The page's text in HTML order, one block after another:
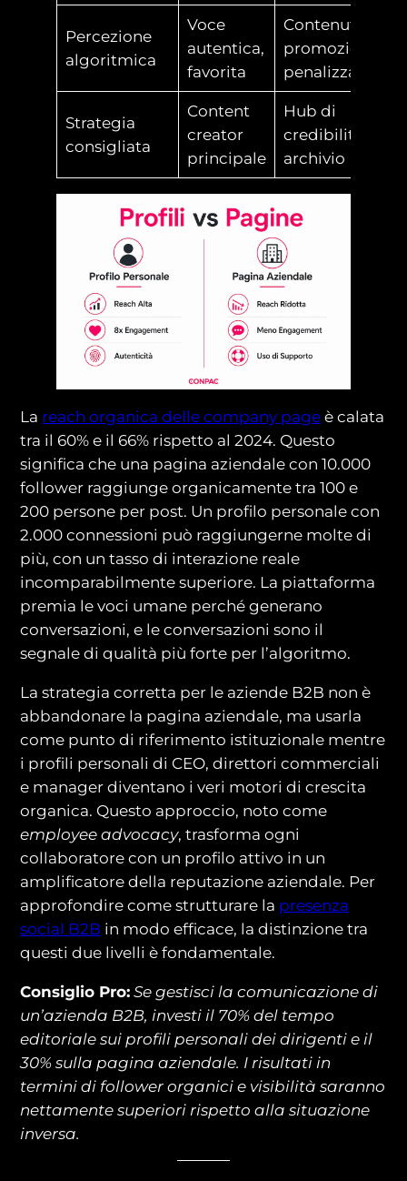
Percezione
algoritmica
Voce
autentica,
favorita
Contenuto
promozionale,
penalizzato
Strategia
consigliata
Content
creator
principale
Hub di
credibilità e
archivio
La reach organica delle company page è calata
tra il 60% e il 66% rispetto al 2024. Questo
significa che una pagina aziendale con 10.000
follower raggiunge organicamente tra 100 e
200 persone per post. Un profilo personale con
2.000 connessioni può raggiungerne molte di
più, con un tasso di interazione reale
incomparabilmente superiore. La piattaforma
premia le voci umane perché generano
conversazioni, e le conversazioni sono il
segnale di qualità più forte per l’algoritmo.
La strategia corretta per le aziende B2B non è
abbandonare la pagina aziendale, ma usarla
come punto di riferimento istituzionale mentre
i profili personali di CEO, direttori commerciali
e manager diventano i veri motori di crescita
organica. Questo approccio, noto come
employee advocacy, trasforma ogni
collaboratore con un profilo attivo in un
amplificatore della reputazione aziendale. Per
approfondire come strutturare la presenza
social B2B in modo efficace, la distinzione tra
questi due livelli è fondamentale.
Consiglio Pro: Se gestisci la comunicazione di
un’azienda B2B, investi il 70% del tempo
editoriale sui profili personali dei dirigenti e il
30% sulla pagina aziendale. I risultati in
termini di follower organici e visibilità saranno
nettamente superiori rispetto alla situazione
inversa.